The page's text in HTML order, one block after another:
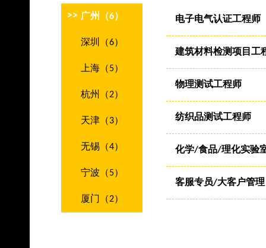
广州（6）
深圳（6）
上海（5）
杭州（2）
天津（3）
无锡（4）
宁波（5）
厦门（2）
电子电气认证工程师
建筑材料检测项目工
物理测试工程师
纺织品测试工程师
化学/食品/理化实验
客服专员/大客户管理